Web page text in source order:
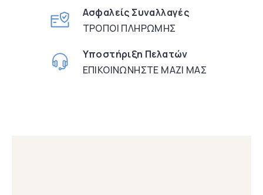
ΑΝΑΚΑΛΥΨΤΕ ΤΑ
Ασφαλείς Συναλλαγές
ΤΡΟΠΟΙ ΠΛΗΡΩΜΗΣ
Υποστήριξη Πελατών
ΕΠΙΚΟΙΝΩΝΗΣΤΕ ΜΑΖΙ ΜΑΣ